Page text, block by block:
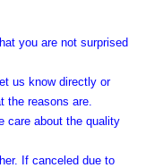
you are not surprised
us know directly or
the reasons are.
care about the quality
If canceled due to